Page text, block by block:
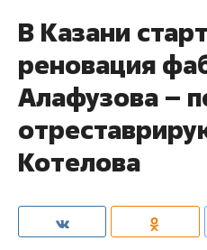
В Казани
реновация
Алафузова –
Котелова